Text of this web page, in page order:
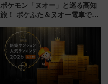
ポケモン「ヌオー」と巡る高知
旅！ ポケふた＆ヌオー電車で楽
路の絶景と絶品グルメを満喫！
（7月18日スタート）